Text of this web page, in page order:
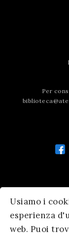
Usiamo i
esperienza
web. Puoi
Per